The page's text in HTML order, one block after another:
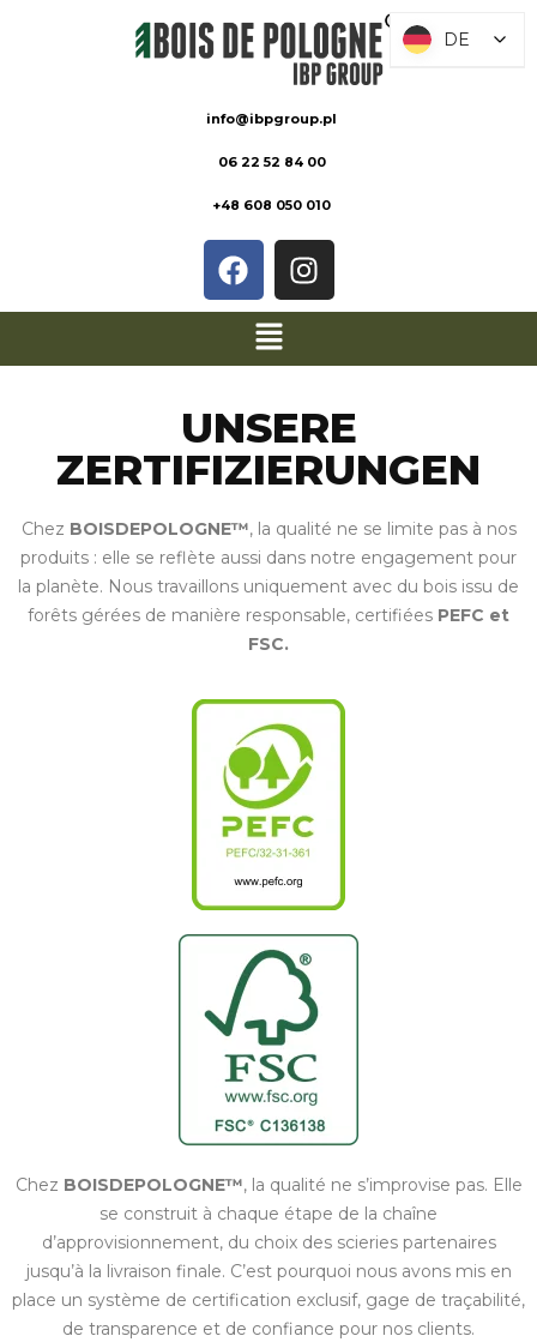
info@ibpgroup.pl
06 22 52 84 00
+48 608 050 010
UNSERE
ZERTIFIZIERUNGEN
Chez BOISDEPOLOGNE™, la qualité ne se limite pas à nos
produits : elle se reflète aussi dans notre engagement pour
la planète. Nous travaillons uniquement avec du bois issu de
forêts gérées de manière responsable, certifiées PEFC et
FSC.
Chez BOISDEPOLOGNE™, la qualité ne s’improvise pas. Elle
se construit à chaque étape de la chaîne
d’approvisionnement, du choix des scieries partenaires
jusqu’à la livraison finale. C’est pourquoi nous avons mis en
place un système de certification exclusif, gage de traçabilité,
de transparence et de confiance pour nos clients.
DE
DE